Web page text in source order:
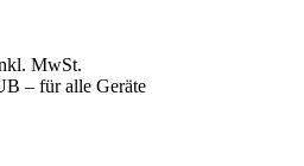
MwSt.
– für alle Geräte